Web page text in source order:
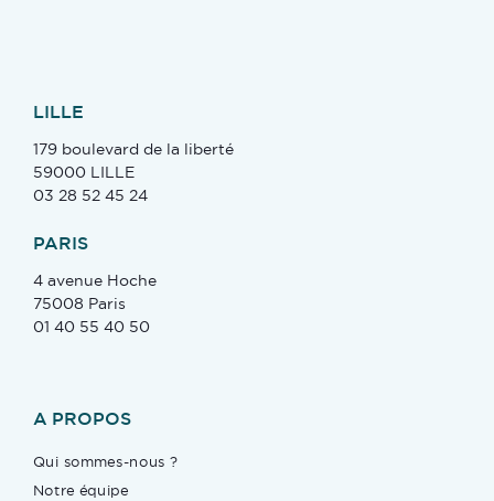
LILLE
179 boulevard de la liberté
59000 LILLE
03 28 52 45 24
PARIS
4 avenue Hoche
75008 Paris
01 40 55 40 50
A PROPOS
Qui sommes-nous ?
Notre équipe